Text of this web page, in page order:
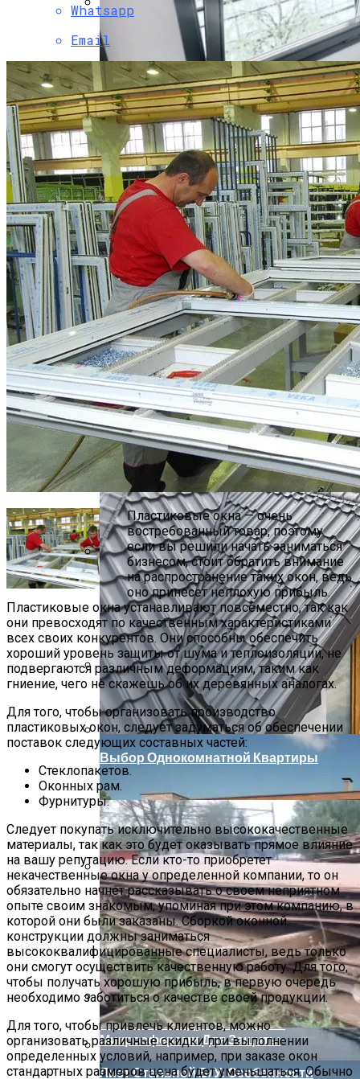
В Таиланд За СПА Процедурами
Озеро Нясиярви, Финляндия
Поездка В Волгоград
Как Предотвратить Намокание И
Разрушение Цоколя
Решения Для Скрытого Водоотвода В
Фасадах Современных Зданий
Акустический Комфорт В Офисах С
Фасадными Системами
Нанесение Гидроизоляции С
Микросферами Для Защиты
ПРОТИВОПОЖАРНЫЕ ОКНА Е60
Перепланировка (объединение) 2х
Квартир В Одну
Выбор Однокомнатной Квартиры
Лист Стальной Б/у: Особенности
Whatsapp
Email
Пластиковые окна — очень
востребованный товар, поэтому
если вы решили начать заниматься
бизнесом, стоит обратить внимание
на распространение таких окон, ведь
оно принесет неплохую прибыль.
Пластиковые окна устанавливают повсеместно, так как
они превосходят по качественным характеристиками
всех своих конкурентов. Они способны обеспечить
хороший уровень защиты от шума и теплоизоляции, не
подвергаются различным деформациям, таким как
гниение, чего не скажешь об их деревянных аналогах.
Для того, чтобы организовать производство
пластиковых окон, следует задуматься об обеспечении
поставок следующих составных частей:
Стеклопакетов.
Оконных рам.
Фурнитуры.
Следует покупать исключительно высококачественные
материалы, так как это будет оказывать прямое влияние
на вашу репутацию. Если кто-то приобретет
некачественные окна у определенной компании, то он
обязательно начнет рассказывать о своем неприятном
опыте своим знакомым, упоминая при этом компанию, в
которой они были заказаны. Сборкой оконной
конструкции должны заниматься
высококвалифицированные специалисты, ведь только
они смогут осуществить качественную работу. Для того,
чтобы получать хорошую прибыль, в первую очередь
необходимо заботиться о качестве своей продукции.
Для того, чтобы привлечь клиентов, можно
организовать различные скидки при выполнении
определенных условий, например, при заказе окон
стандартных размеров цена будет уменьшаться. Обычно